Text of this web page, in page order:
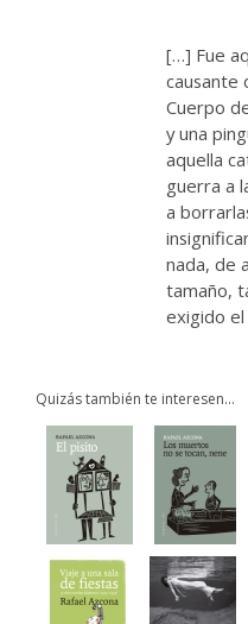
[…] Fue
causante
Cuerpo
y una
aquella
guerra a
a
nada, de
tamaño,
exigido
Quizás también te interesen...